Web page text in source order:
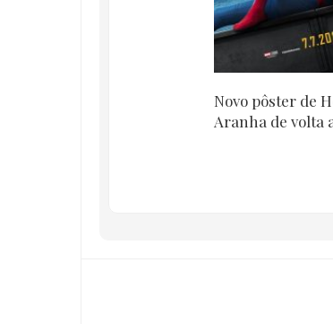
Novo pôster de
Aranha de volta